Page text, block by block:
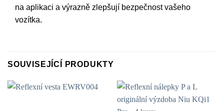
na aplikaci a výrazně zlepšují bezpečnost vašeho
vozítka.
SOUVISEJÍCÍ PRODUKTY